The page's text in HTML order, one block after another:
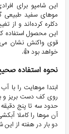
این شامپو برای
موهای سفید طبیعی
دکلره کرده‌اند و از
این محصول
قوی واکنش نشان
خواهد بود 👍.
نحوه استفاده
ابتدا موهایت را با
روی کف دست بریز و
حدود سه تا پنج دقیقه
آن موها را کاملا
دو بار در هفته از این